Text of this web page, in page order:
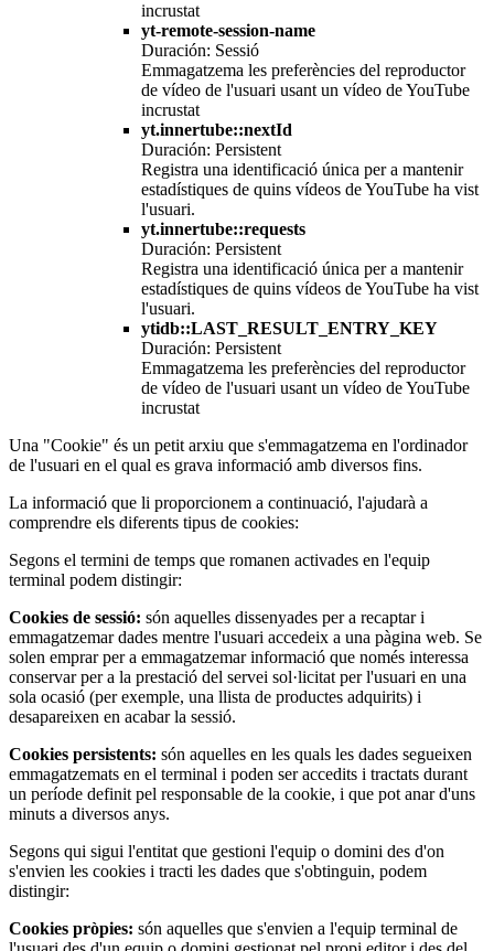
incrustat
yt-remote-session-name
Duración: Sessió
Emmagatzema les preferències del reproductor
de vídeo de l'usuari usant un vídeo de YouTube
incrustat
yt.innertube::nextId
Duración: Persistent
Registra una identificació única per a mantenir
estadístiques de quins vídeos de YouTube ha vist
l'usuari.
yt.innertube::requests
Duración: Persistent
Registra una identificació única per a mantenir
estadístiques de quins vídeos de YouTube ha vist
l'usuari.
ytidb::LAST_RESULT_ENTRY_KEY
Duración: Persistent
Emmagatzema les preferències del reproductor
de vídeo de l'usuari usant un vídeo de YouTube
incrustat
Una "Cookie" és un petit arxiu que s'emmagatzema en l'ordinador
de l'usuari en el qual es grava informació amb diversos fins.
La informació que li proporcionem a continuació, l'ajudarà a
comprendre els diferents tipus de cookies:
Segons el termini de temps que romanen activades en l'equip
terminal podem distingir:
Cookies de sessió: són aquelles dissenyades per a recaptar i
emmagatzemar dades mentre l'usuari accedeix a una pàgina web. Se
solen emprar per a emmagatzemar informació que només interessa
conservar per a la prestació del servei sol·licitat per l'usuari en una
sola ocasió (per exemple, una llista de productes adquirits) i
desapareixen en acabar la sessió.
Cookies persistents: són aquelles en les quals les dades segueixen
emmagatzemats en el terminal i poden ser accedits i tractats durant
un període definit pel responsable de la cookie, i que pot anar d'uns
minuts a diversos anys.
Segons qui sigui l'entitat que gestioni l'equip o domini des d'on
s'envien les cookies i tracti les dades que s'obtinguin, podem
distingir:
Cookies pròpies: són aquelles que s'envien a l'equip terminal de